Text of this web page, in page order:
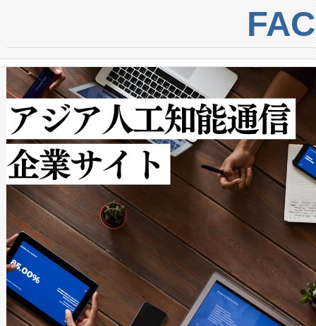
centers. Voltaiqは、ai&のAI
からシステム統合、試運転、
クルの各段階のデータを監視
[…]
トに対して約600メートルに
では、反射率10％のターゲッ
で向上し、最大検知距離は
ットだけで最大1キロメート
ルの変電所周囲を監視でき、
作業と点群処理を簡素化でき
Avia 2は、2種類のFOVオプシ
× 80°のノーマルモード、長
ードを切り替えて使用するこ
ることなく、単一のデバイス
うにします。遠距離まで届く